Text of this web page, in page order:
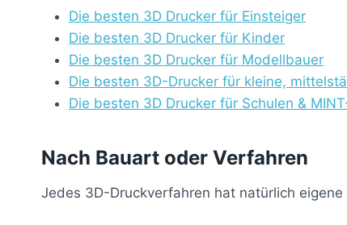
Die besten 3D Drucker für Einsteiger
Die besten 3D Drucker für Kinder
Die besten 3D Drucker für Modellbauer
Die besten 3D-Drucker für kleine,
Die besten 3D Drucker für Schulen &
Nach Bauart oder Verfahren
Jedes 3D-Druckverfahren hat natürlich